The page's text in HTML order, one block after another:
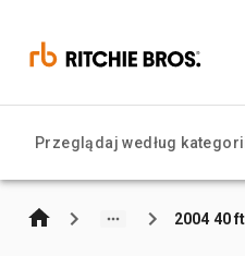
Przeglądaj według
2004 40